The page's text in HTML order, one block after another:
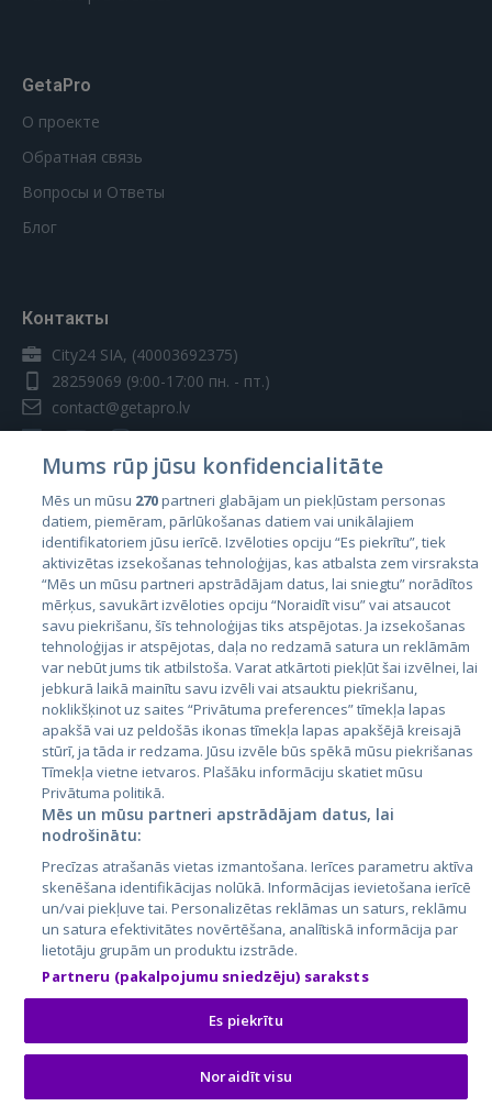
GetaPro
О проекте
Обратная связь
Вопросы и Ответы
Блог
Контакты
City24 SIA, (40003692375)
28259069 (9:00-17:00 пн. - пт.)
contact@getapro.lv
Страны
Эстония
Латвия
Литва
City24.lv
City24.ee
GetaPro.lv
GetaPro.ee
Skelbiu.lt
Autoplius.lt
Aruodas.lt
Kainos.lt
Paslaugos.lt
auto24.ee
KV.ee
Osta.ee
KuldneBörs.ee
Mums rūp jūsu konfidencialitāte
Mēs un mūsu 270partneri glabājam un piekļūstam personas
datiem, piemēram, pārlūkošanas datiem vai unikālajiem
identifikatoriem jūsu ierīcē. Izvēloties opciju “Es piekrītu”, tiek
aktivizētas izsekošanas tehnoloģijas, kas atbalsta zem virsraksta
“Mēs un mūsu partneri apstrādājam datus, lai sniegtu” norādītos
mērķus, savukārt izvēloties opciju “Noraidīt visu” vai atsaucot
savu piekrišanu, šīs tehnoloģijas tiks atspējotas. Ja izsekošanas
tehnoloģijas ir atspējotas, daļa no redzamā satura un reklāmām
var nebūt jums tik atbilstoša. Varat atkārtoti piekļūt šai izvēlnei, lai
jebkurā laikā mainītu savu izvēli vai atsauktu piekrišanu,
noklikšķinot uz saites “Privātuma preferences” tīmekļa lapas
apakšā vai uz peldošās ikonas tīmekļa lapas apakšējā kreisajā
stūrī, ja tāda ir redzama. Jūsu izvēle būs spēkā mūsu piekrišanas
Tīmekļa vietne ietvaros. Plašāku informāciju skatiet mūsu
Privātuma politikā.
Mēs un mūsu partneri apstrādājam datus, lai
nodrošinātu:
Precīzas atrašanās vietas izmantošana. Ierīces parametru aktīva
skenēšana identifikācijas nolūkā. Informācijas ievietošana ierīcē
un/vai piekļuve tai. Personalizētas reklāmas un saturs, reklāmu
un satura efektivitātes novērtēšana, analītiskā informācija par
lietotāju grupām un produktu izstrāde.
Partneru (pakalpojumu sniedzēju) saraksts
Es piekrītu
Noraidīt visu